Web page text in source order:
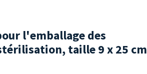
l'emballage des
taille 9 x 25 cm